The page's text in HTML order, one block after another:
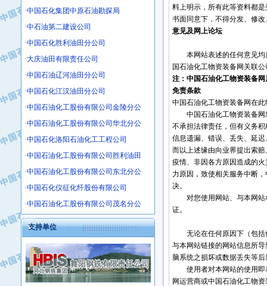
·中核苏阀科技实业股份有限公司
·济南柴油机股份有限公司
·上海科瑞曼士德电源系统集成有限公
·东方合金铸造厂
·保定北奥石油物探特种车辆制造有限
·盘锦辽河油田天意石油装备有限公司
·南石力天传动件有限公司
·浙江瑞普环境技术有限公司
·华北石油新大禹环保设备有限公司
·河北翼凌机械制造总厂
·萍乡市庞泰化工填料有限公司
·实华(天津)国际贸易有限公司
·上海宝钢商贸有限公司
·辽河石油勘探局总机械厂
·正泰集团
·华北油田科达开发有限公司
·中国石化集团中原石油勘探局
·中石油第二建设公司
·中国石化胜利油田分公司
·大庆油田有限责任公司
·中国石油辽河油田分公司
·中国石化江汉油田分公司
·中国石油化工股份有限公司金陵分公
·中国石油化工股份有限公司华北分公
·中国石化洛阳石油化工工程公司
·中国石油化工股份有限公司胜利油田
·中国石油化工股份有限公司东北分公
·中国石化仪征化纤股份有限公司
·中国石油化工股份有限公司茂名分公
支持单位
料上明示，所有此等资料都
书面同意下，不得分发、修
意见及网上论坛
本网站表述的任何意见均
国石油化工物资装备网关联
注：中国石油化工物资装备
免责条款
中国石油化工物资装备网在
中国石油化工物资装备网
不承担法律责任，但有义务
信息遗漏、错误、丢失、延
而以上述缘由向业界提出索
疫情、非因各方原因造成的
力原因，致使相关服务中断
决。
对您使用网站、与本网站
证。
无论在任何原因下（包括
与本网站链接的网站信息所
脑系统之损坏或数据丢失等
使用者对本网站的使用即
网运营商或中国石油化工物